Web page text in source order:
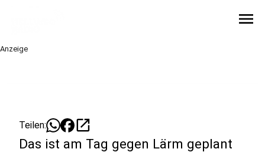
menu
Anzeige
Teilen: open_in_new
Das ist am Tag gegen Lärm geplant